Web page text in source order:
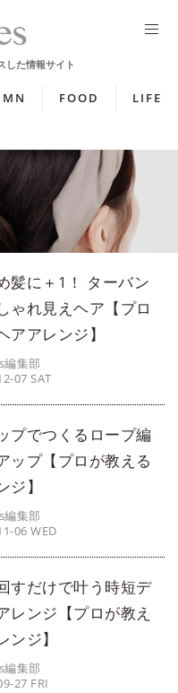
FOOD LIFE
髪に＋1！ ターバン
ゃれ見えヘア【プロ
アアレンジ】
編集部
07 SAT
プでつくるロープ編
ップ【プロが教える
ジ】
編集部
06 WED
すだけで叶う時短デ
レンジ【プロが教え
ンジ】
編集部
27 FRI